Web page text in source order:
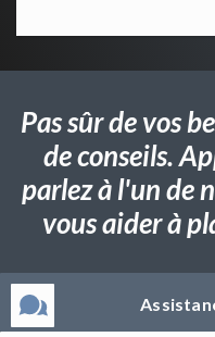
Pas sûr de vos
de conseils.
parlez à l'un de
vous aider à